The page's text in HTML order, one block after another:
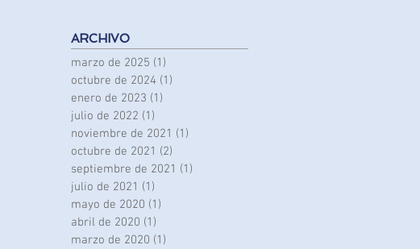
ARCHIVO
marzo de 2025 (1)
octubre de 2024 (1)
enero de 2023 (1)
julio de 2022 (1)
noviembre de 2021 (1)
octubre de 2021 (2)
septiembre de 2021 (1)
julio de 2021 (1)
mayo de 2020 (1)
abril de 2020 (1)
marzo de 2020 (1)